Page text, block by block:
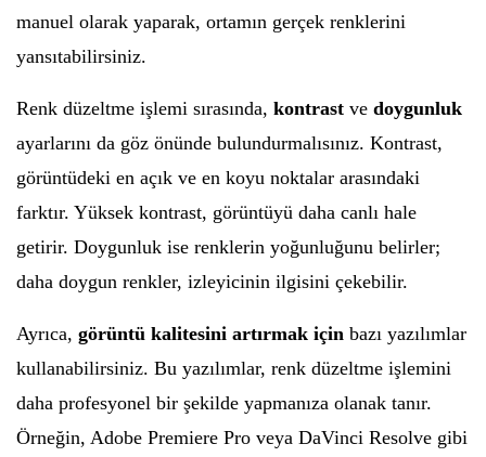
manuel olarak yaparak, ortamın gerçek renklerini
yansıtabilirsiniz.
Renk düzeltme işlemi sırasında, kontrast ve doygunluk
ayarlarını da göz önünde bulundurmalısınız. Kontrast,
görüntüdeki en açık ve en koyu noktalar arasındaki
farktır. Yüksek kontrast, görüntüyü daha canlı hale
getirir. Doygunluk ise renklerin yoğunluğunu belirler;
daha doygun renkler, izleyicinin ilgisini çekebilir.
Ayrıca, görüntü kalitesini artırmak için bazı yazılımlar
kullanabilirsiniz. Bu yazılımlar, renk düzeltme işlemini
daha profesyonel bir şekilde yapmanıza olanak tanır.
Örneğin, Adobe Premiere Pro veya DaVinci Resolve gibi